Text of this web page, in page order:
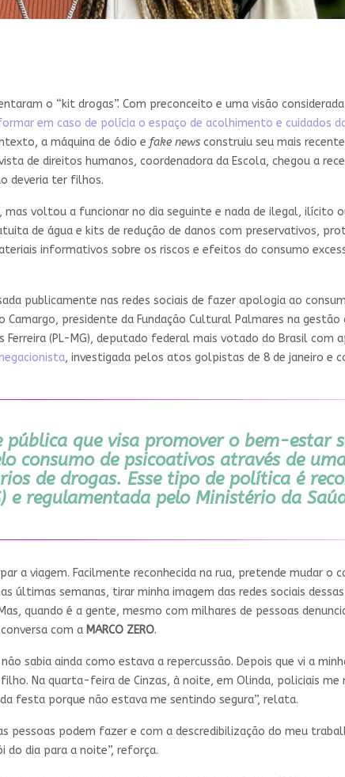
o “kit drogas”. Com preconceito e uma visão
em caso de polícia o espaço de acolhimento e cuidados
a máquina de ódio e fake news construiu seu mais
de direitos humanos, coordenadora da Escola, chegou a
deveria ter filhos.
mas voltou a funcionar no dia seguinte e nada de ilegal, ilícito
de água e kits de redução de danos com preservativos,
informativos sobre os riscos e efeitos do consumo
publicamente nas redes sociais de fazer apologia ao
presidente da Fundação Cultural Palmares na
Ferreira (PL-MG), deputado federal mais votado do Brasil com
, investigada pelos atos golpistas de 8 de janeiro e
que visa promover o bem-estar
consumo de psicoativos através de
de drogas. Esse tipo de política é
e regulamentada pelo Ministério da
a viagem. Facilmente reconhecida na rua, pretende mudar o
últimas semanas, tirar minha imagem das redes sociais
quando é a gente, mesmo com milhares de pessoas
com a MARCO ZERO.
sabia ainda como estava a repercussão. Depois que vi a
Na quarta-feira de Cinzas, à noite, em Olinda, policiais me
festa porque não estava me sentindo segura”, relata.
pessoas podem fazer e com a descredibilização do meu
do dia para a noite”, reforça.